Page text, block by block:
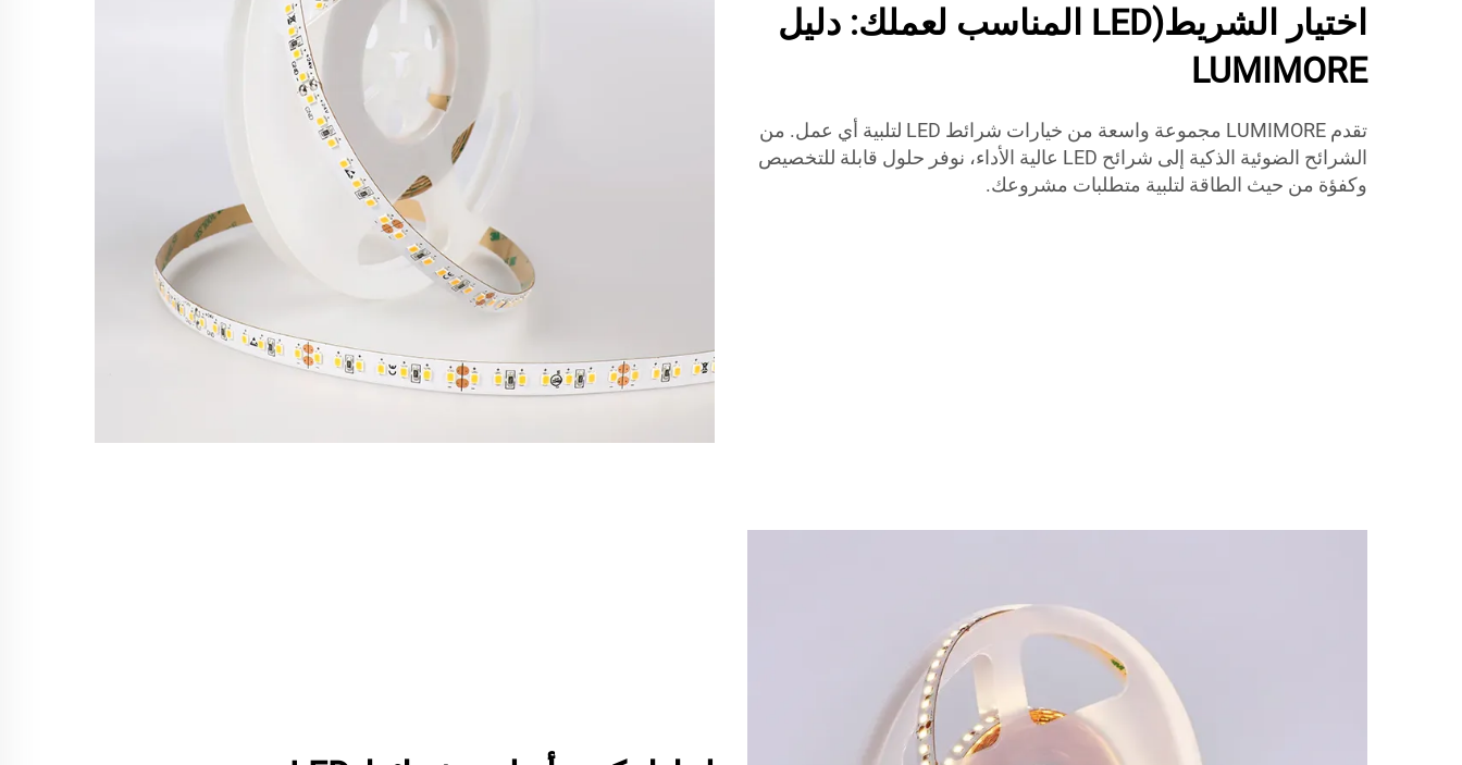
اختيار الشريط(LED المناسب لعملك: دليل
LUMIMORE
تقدم LUMIMORE مجموعة واسعة من خيارات شرائط LED لتلبية أي عمل. من
الشرائح الضوئية الذكية إلى شرائح LED عالية الأداء، نوفر حلول قابلة للتخصيص
وكفؤة من حيث الطاقة لتلبية متطلبات مشروعك.